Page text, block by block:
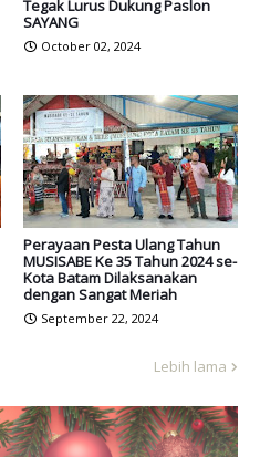
Tegak Lurus Dukung Paslon
SAYANG
October 02, 2024
Perayaan Pesta Ulang Tahun
MUSISABE Ke 35 Tahun 2024 se-
Kota Batam Dilaksanakan
dengan Sangat Meriah
September 22, 2024
Lebih lama